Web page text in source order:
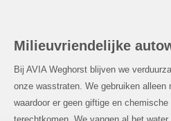
Milieuvriendelijke
Bij AVIA Weghorst blijven we
onze wasstraten. We gebruiken alleen
waardoor er geen giftige en